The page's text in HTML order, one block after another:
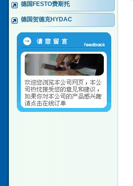
德国FESTO费斯托
德国贺德克HYDAC